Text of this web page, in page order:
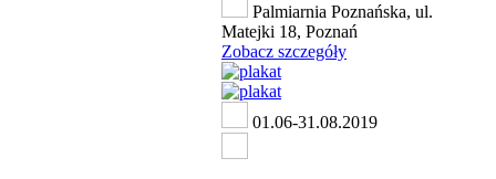
Palmiarnia Poznańska, ul.
Matejki 18, Poznań
Zobacz szczegóły
01.06-31.08.2019